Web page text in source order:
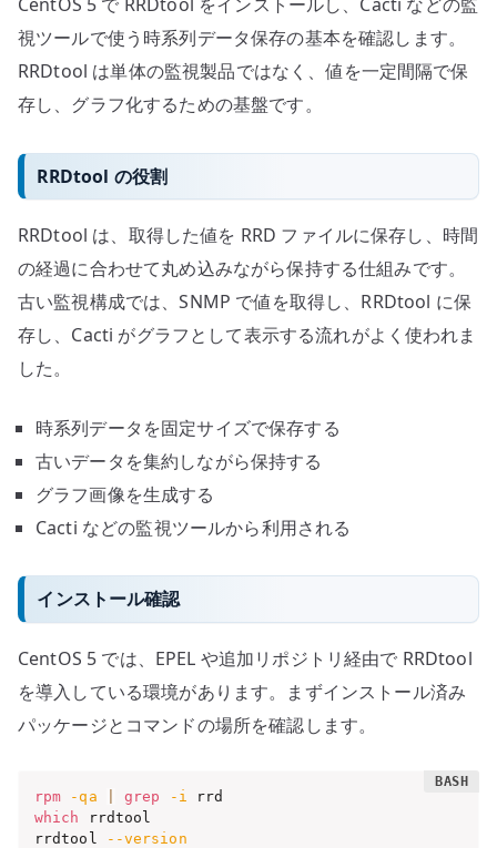
保
存
へ
の
視ツールで使う時系列データ保存の基本を確認します。
RRDtool は単体の監視製品ではなく、値を一定間隔で保
存し、グラフ化するための基盤です。
RRDtool の役割
RRDtool は、取得した値を RRD ファイルに保存し、時間
の経過に合わせて丸め込みながら保持する仕組みです。
古い監視構成では、SNMP で値を取得し、RRDtool に保
存し、Cacti がグラフとして表示する流れがよく使われま
した。
時系列データを固定サイズで保存する
古いデータを集約しながら保持する
グラフ画像を生成する
Cacti などの監視ツールから利用される
インストール確認
CentOS 5 では、EPEL や追加リポジトリ経由で RRDtool
を導入している環境があります。まずインストール済み
パッケージとコマンドの場所を確認します。
rpm -qa grep -i
which rrdtool
rrdtool
--version